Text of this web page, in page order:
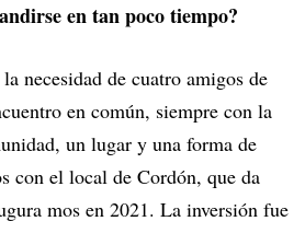
en tan poco tiempo?
necesidad de cuatro amigos de
en común, siempre con la
un lugar y una forma de
con el local de Cordón, que da
mos en 2021. La inversión fue